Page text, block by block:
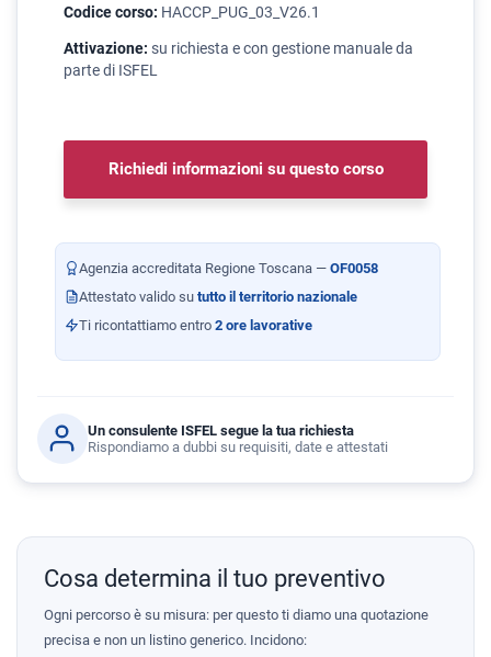
Codice corso: HACCP_PUG_03_V26.1
Attivazione: su richiesta e con gestione manuale da
parte di ISFEL
Richiedi informazioni su questo corso
Agenzia accreditata Regione Toscana — OF0058
Attestato valido su tutto il territorio nazionale
Ti ricontattiamo entro 2 ore lavorative
Un consulente ISFEL segue la tua richiesta
Rispondiamo a dubbi su requisiti, date e attestati
Cosa determina il tuo preventivo
Ogni percorso è su misura: per questo ti diamo una quotazione
precisa e non un listino generico. Incidono: